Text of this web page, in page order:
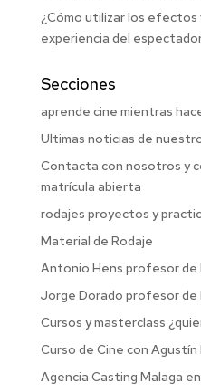
¿Cómo utilizar los efectos
experiencia del
Secciones
aprende cine mientras
Ultimas noticias de
Contacta con nosotros y
matrícula abierta
rodajes proyectos y
Material de Rodaje
Antonio Hens profesor de
Jorge Dorado profesor de
Cursos y masterclass
Curso de Cine con Agustín
Agencia Casting Malaga